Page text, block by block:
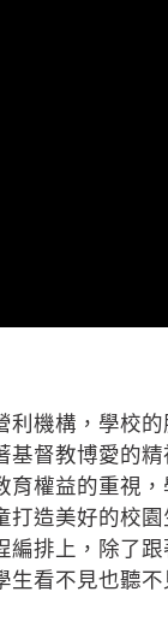
機構，學校的
基督教博愛的
育權益的重視
造美好的校園
排上，除了跟
看不見也聽